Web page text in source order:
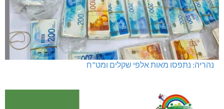
נהריה: נתפסו מאות אלפי שקלים ומט"ח